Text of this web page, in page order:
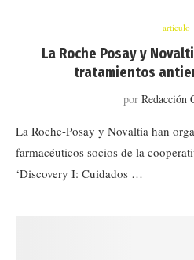
artículo
La Roche Posay y
tratamientos
por Redacción
La Roche-Posay y Novaltia han
farmacéuticos socios de la
‘Discovery I: Cuidados …